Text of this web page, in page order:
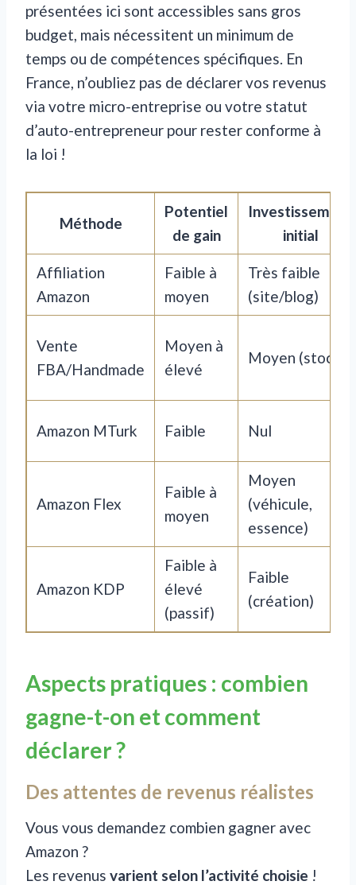
présentées ici sont accessibles sans gros
budget, mais nécessitent un minimum de
temps ou de compétences spécifiques. En
France, n’oubliez pas de déclarer vos revenus
via votre micro-entreprise ou votre statut
d’auto-entrepreneur pour rester conforme à
la loi !
Méthode
Potentiel
de gain
Investissement
initial
Affiliation
Amazon
Faible à
moyen
Très faible
(site/blog)
Vente
FBA/Handmade
Moyen à
élevé
Moyen (stock)
Amazon MTurk Faible Nul
Amazon Flex
Faible à
moyen
Moyen
(véhicule,
essence)
Amazon KDP
Faible à
élevé
(passif)
Faible
(création)
Aspects pratiques : combien
gagne-t-on et comment
déclarer ?
Des attentes de revenus réalistes
Vous vous demandez combien gagner avec
Amazon ?
Les revenus varient selon l’activité choisie !